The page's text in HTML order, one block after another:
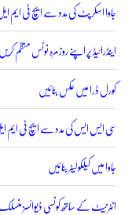
جاوا اسکرپٹ کی مدد سے ایچ ٹی ایم
اینڈرائیڈ پر اپنے روز مرہ نوٹس منظم کریں
کورل ڈرا میں عکس بنائیں
سی ایس ایس کی مدد سے ایچ ٹی ایم
جاوا میں کیلکولیٹر بنائیں
انٹرنیٹ کے ساتھ کونسی ڈیوائسز